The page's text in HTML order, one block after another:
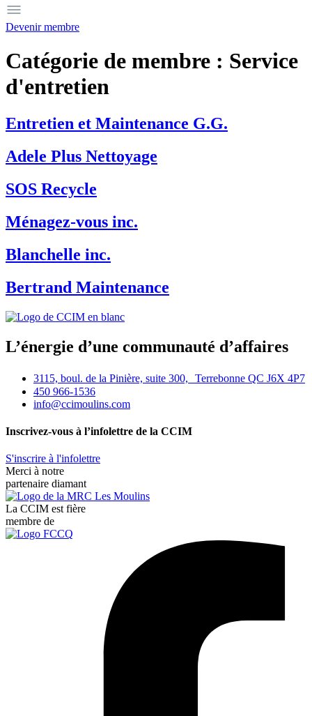
Devenir membre
Catégorie de membre : Service
d'entretien
Entretien et Maintenance G.G.
Adele Plus Nettoyage
SOS Recycle
Ménagez-vous inc.
Blanchelle inc.
Bertrand Maintenance
L’énergie d’une communauté d’affaires
3115, boul. de la Pinière, suite 300, Terrebonne QC J6X 4P7
450 966-1536
info@ccimoulins.com
Inscrivez-vous à l’infolettre de la CCIM
S'inscrire à l'infolettre
Merci à notre
partenaire diamant
La CCIM est fière
membre de